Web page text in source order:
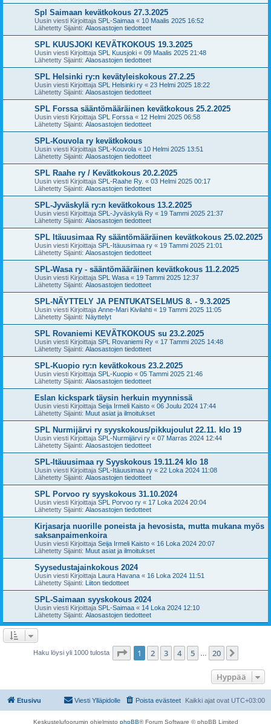
Spl Saimaan kevätkokous 27.3.2025
Uusin viesti Kirjoittaja SPL-Saimaa « 10 Maalis 2025 16:52
Lähetetty Sijainti: Alaosastojen tiedotteet
SPL KUUSJOKI KEVÄTKOKOUS 19.3.2025
Uusin viesti Kirjoittaja SPL Kuusjoki « 09 Maalis 2025 21:48
Lähetetty Sijainti: Alaosastojen tiedotteet
SPL Helsinki ry:n kevätyleiskokous 27.2.25
Uusin viesti Kirjoittaja SPL Helsinki ry « 23 Helmi 2025 18:22
Lähetetty Sijainti: Alaosastojen tiedotteet
SPL Forssa sääntömääräinen kevätkokous 25.2.2025
Uusin viesti Kirjoittaja SPL Forssa « 12 Helmi 2025 06:58
Lähetetty Sijainti: Alaosastojen tiedotteet
SPL-Kouvola ry kevätkokous
Uusin viesti Kirjoittaja SPL-Kouvola « 10 Helmi 2025 13:51
Lähetetty Sijainti: Alaosastojen tiedotteet
SPL Raahe ry / Kevätkokous 20.2.2025
Uusin viesti Kirjoittaja SPL-Raahe Ry. « 03 Helmi 2025 00:17
Lähetetty Sijainti: Alaosastojen tiedotteet
SPL-Jyväskylä ry:n kevätkokous 13.2.2025
Uusin viesti Kirjoittaja SPL-Jyväskylä Ry « 19 Tammi 2025 21:37
Lähetetty Sijainti: Alaosastojen tiedotteet
SPL Itäuusimaa Ry sääntömääräinen kevätkokous 25.02.2025
Uusin viesti Kirjoittaja SPL-Itäuusimaa ry « 19 Tammi 2025 21:01
Lähetetty Sijainti: Alaosastojen tiedotteet
SPL-Wasa ry - sääntömääräinen kevätkokous 11.2.2025
Uusin viesti Kirjoittaja SPL Wasa « 19 Tammi 2025 12:37
Lähetetty Sijainti: Alaosastojen tiedotteet
SPL-NÄYTTELY JA PENTUKATSELMUS 8. - 9.3.2025
Uusin viesti Kirjoittaja Anne-Mari Kivilahti « 19 Tammi 2025 11:05
Lähetetty Sijainti: Näyttelyt
SPL Rovaniemi KEVÄTKOKOUS su 23.2.2025
Uusin viesti Kirjoittaja SPL Rovaniemi Ry « 17 Tammi 2025 14:48
Lähetetty Sijainti: Alaosastojen tiedotteet
SPL-Kuopio ry:n kevätkokous 23.2.2025
Uusin viesti Kirjoittaja SPL-Kuopio « 05 Tammi 2025 21:46
Lähetetty Sijainti: Alaosastojen tiedotteet
Eslan kickspark täysin herkuin myynnissä
Uusin viesti Kirjoittaja Seija Irmeli Kaisto « 06 Joulu 2024 17:44
Lähetetty Sijainti: Muut asiat ja ilmoitukset
SPL Nurmijärvi ry syyskokous/pikkujoulut 22.11. klo 19
Uusin viesti Kirjoittaja SPL-Nurmijärvi ry « 07 Marras 2024 12:44
Lähetetty Sijainti: Alaosastojen tiedotteet
SPL-Itäuusimaa ry Syyskokous 19.11.24 klo 18
Uusin viesti Kirjoittaja SPL-Itäuusimaa ry « 22 Loka 2024 11:08
Lähetetty Sijainti: Alaosastojen tiedotteet
SPL Porvoo ry syyskokous 31.10.2024
Uusin viesti Kirjoittaja SPL Porvoo ry « 17 Loka 2024 20:04
Lähetetty Sijainti: Alaosastojen tiedotteet
Kirjasarja nuorille poneista ja hevosista, mutta mukana myös
saksanpaimenkoira
Uusin viesti Kirjoittaja Seija Irmeli Kaisto « 16 Loka 2024 20:07
Lähetetty Sijainti: Muut asiat ja ilmoitukset
Syysedustajainkokous 2024
Uusin viesti Kirjoittaja Laura Havana « 16 Loka 2024 11:51
Lähetetty Sijainti: Liiton tiedotteet
SPL-Saimaan syyskokous 2024
Uusin viesti Kirjoittaja SPL-Saimaa « 14 Loka 2024 12:10
Lähetetty Sijainti: Alaosastojen tiedotteet
Haku löysi yli 1000 tulosta Sivu /20
1 2 3 4 5 20
Hyppää
Etusivu Kaikki ajat ovat UTC+03:00
Poista evästeet
Viesti Ylläpidolle
Keskustelufoorumin ohjelmisto phpBB® Forum Software © phpBB Limited